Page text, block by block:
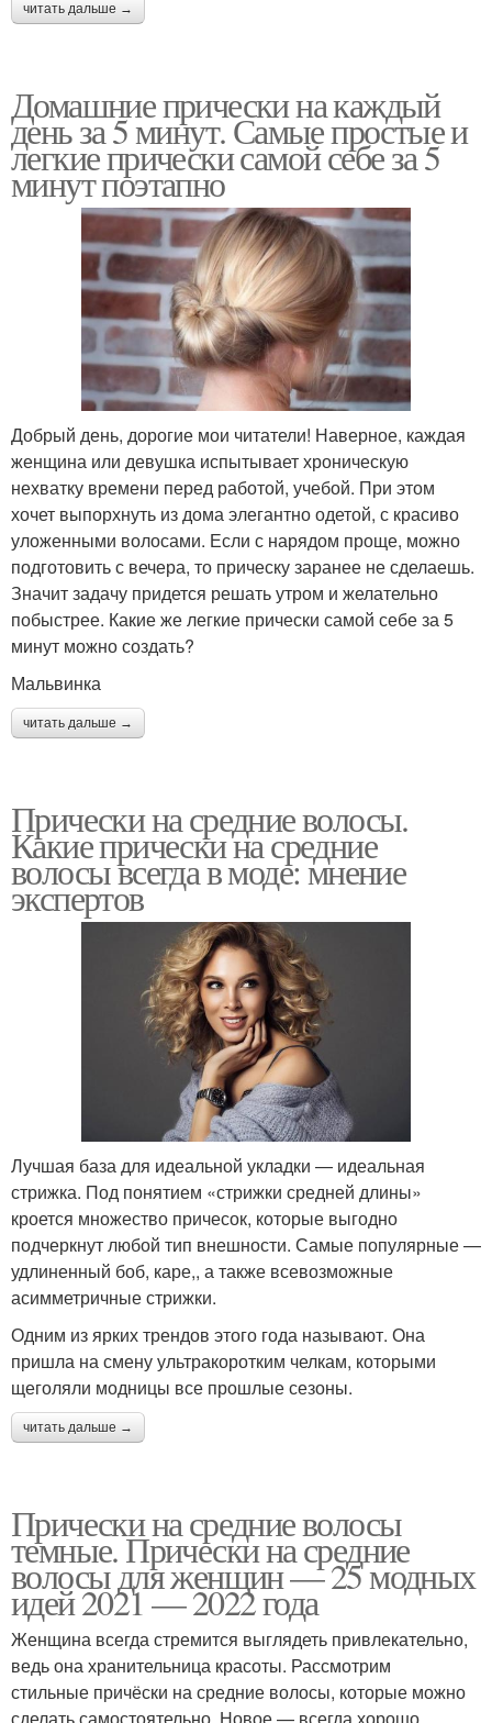
читать дальше →
Домашние прически на каждый
день за 5 минут. Самые простые и
легкие прически самой себе за 5
минут поэтапно
Добрый день, дорогие мои читатели! Наверное, каждая
женщина или девушка испытывает хроническую
нехватку времени перед работой, учебой. При этом
хочет выпорхнуть из дома элегантно одетой, с красиво
уложенными волосами. Если с нарядом проще, можно
подготовить с вечера, то прическу заранее не сделаешь.
Значит задачу придется решать утром и желательно
побыстрее. Какие же легкие прически самой себе за 5
минут можно создать?
Мальвинка
читать дальше →
Прически на средние волосы.
Какие прически на средние
волосы всегда в моде: мнение
экспертов
Лучшая база для идеальной укладки — идеальная
стрижка. Под понятием «стрижки средней длины»
кроется множество причесок, которые выгодно
подчеркнут любой тип внешности. Самые популярные —
удлиненный боб, каре,, а также всевозможные
асимметричные стрижки.
Одним из ярких трендов этого года называют. Она
пришла на смену ультракоротким челкам, которыми
щеголяли модницы все прошлые сезоны.
читать дальше →
Прически на средние волосы
темные. Прически на средние
волосы для женщин — 25 модных
идей 2021 — 2022 года
Женщина всегда стремится выглядеть привлекательно,
ведь она хранительница красоты. Рассмотрим
стильные причёски на средние волосы, которые можно
сделать самостоятельно. Новое — всегда хорошо